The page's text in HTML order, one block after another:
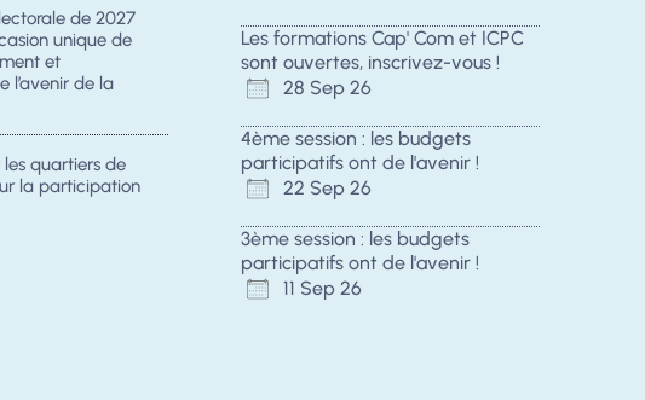
de 2027
unique de
et
l’avenir de la
les quartiers de
la participation
Les formations Cap' Com et ICPC
sont ouvertes, inscrivez-vous !
28 Sep 26
4ème session : les budgets
participatifs ont de l'avenir !
22 Sep 26
3ème session : les budgets
participatifs ont de l'avenir !
11 Sep 26